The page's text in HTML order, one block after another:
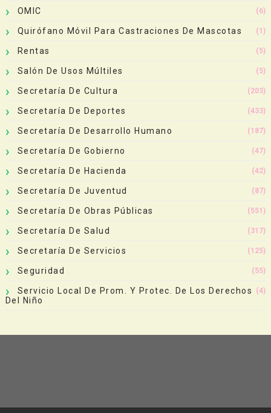
OMIC (6)
Quirófano Móvil Para Castraciones De Mascotas (1)
Rentas (5)
Salón De Usos Múltiles (5)
Secretaría De Cultura (203)
Secretaría De Deportes (433)
Secretaría De Desarrollo Humano (187)
Secretaría De Gobierno (47)
Secretaría De Hacienda (42)
Secretaría De Juventud (87)
Secretaría De Obras Públicas (551)
Secretaría De Salud (317)
Secretaría De Servicios (125)
Seguridad (55)
Servicio Local De Prom. Y Protec. De Los Derechos
Del Niño
(4)